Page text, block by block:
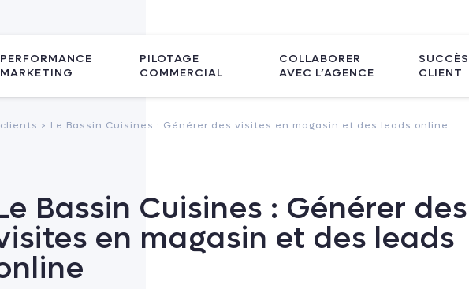
PERFORMANCE
MARKETING
PILOTAGE
COMMERCIAL
COLLABORER
AVEC L’AGENCE
SUCCÈS
CLIENT
> Le Bassin Cuisines : Générer des visites en magasin et des leads online
Bassin Cuisines : Générer des
en magasin et des leads